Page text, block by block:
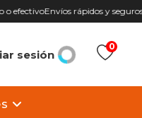
o efectivoEnvíos rápidos y
sesión
0